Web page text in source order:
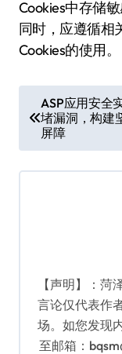
Cookies中存储
同时，应遵循相
Cookies的使用。
章
导
航
ASP应用安全
堵漏洞，构建
屏障
【声明】：
言论仅代表作
场。如您发现
至邮箱：